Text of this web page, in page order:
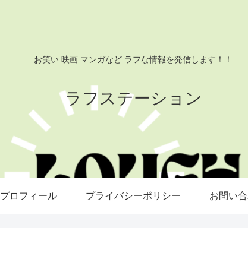
お笑い 映画 マンガなど ラフな情報を発信します！！
ラフステーション
プロフィール プライバシーポリシー お問い